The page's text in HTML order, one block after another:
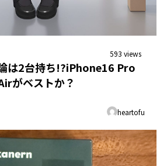
593 views
は2台持ち!?iPhone16 Pro
がベストか？
heartofu